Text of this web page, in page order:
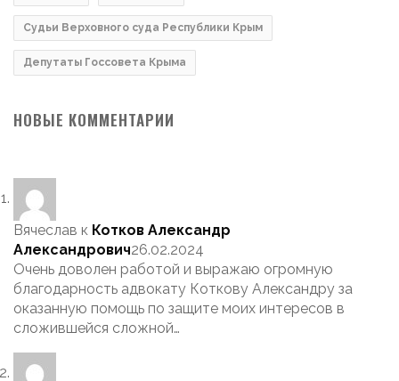
Судьи Верховного суда Республики Крым
Депутаты Госсовета Крыма
НОВЫЕ КОММЕНТАРИИ
Вячеслав к Котков Александр
Александрович26.02.2024
Очень доволен работой и выражаю огромную
благодарность адвокату Коткову Александру за
оказанную помощь по защите моих интересов в
сложившейся сложной…